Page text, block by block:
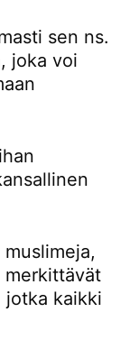
sen ns.
joka voi
merkittävät
jotka kaikki